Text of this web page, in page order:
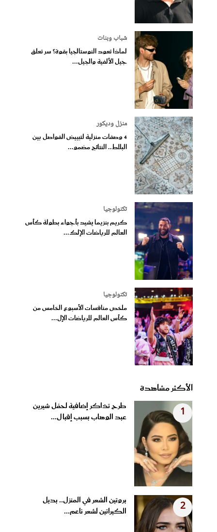
شباب وبنات
لماذا تعود النوستالجيا بقوة؟ سر تعلق
جيل الألفية والجيل...
منزل وديكور
4 وصفات منزلية لتبييض الفواصل بين
البلاط.. النتائج مضمو...
تكنولوجيا
كريم بنزيما يشيد بأجواء بطولة كأس
العالم للرياضات الإلك...
تكنولوجيا
ملخص منافسات الأسبوع الخامس من
كأس العالم للرياضات الإل...
الأكثر مشاهدة
1
طرح تذاكر إضافية لحفل شيرين
عبد الوهاب بسبب إقبال...
2
بروتين الشعر في المنزل.. بديل
الكيراتين لشعر ناعم...